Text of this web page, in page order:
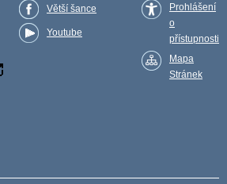
Větší šance
Youtube
Prohlášení
o
přístupnosti
Mapa
Stránek